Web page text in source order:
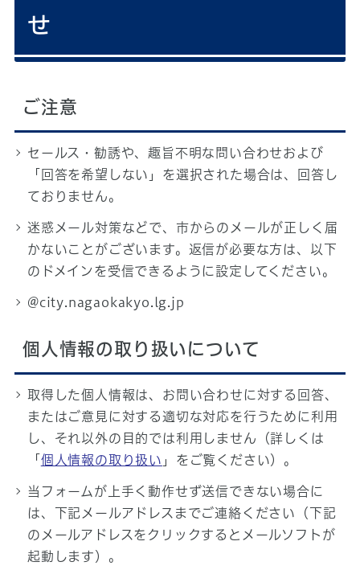
せ
ご注意
セールス・勧誘や、趣旨不明な問い合わせおよび
「回答を希望しない」を選択された場合は、回答し
ておりません。
迷惑メール対策などで、市からのメールが正しく届
かないことがございます。返信が必要な方は、以下
のドメインを受信できるように設定してください。
@city.nagaokakyo.lg.jp
個人情報の取り扱いについて
取得した個人情報は、お問い合わせに対する回答、
またはご意見に対する適切な対応を行うために利用
し、それ以外の目的では利用しません（詳しくは
「 個人情報の取り扱い 」をご覧ください）。
当フォームが上手く動作せず送信できない場合に
は、下記メールアドレスまでご連絡ください（下記
のメールアドレスをクリックするとメールソフトが
起動します）。